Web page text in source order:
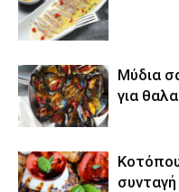
Μύδια
για